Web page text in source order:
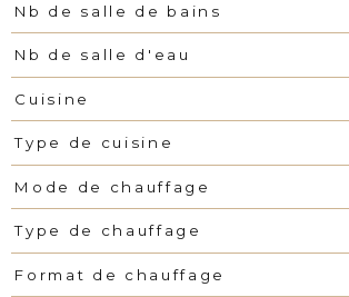
Nb de salle de bains
Nb de salle d'eau
Cuisine
Type de cuisine
Mode de chauffage
Type de chauffage
Format de chauffage